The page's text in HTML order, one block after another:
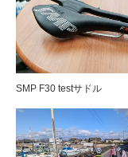
SMP F30 testサドル